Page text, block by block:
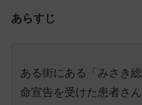
あらすじ
ある街にある「みさき
命宣告を受けた患者さ